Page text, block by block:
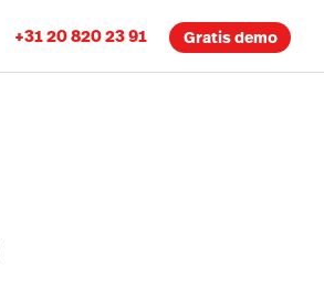
+31 20 820 23 91 Gratis demo